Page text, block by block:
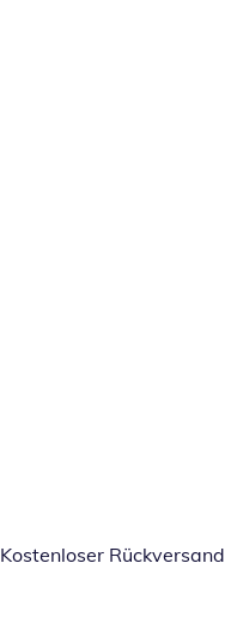
Kostenloser Rückversand